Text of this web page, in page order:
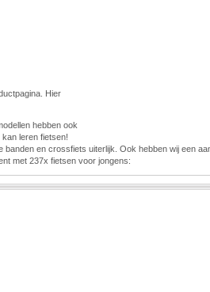
Hier
hebben ook
kan leren fietsen!
banden en crossfiets uiterlijk. Ook hebben wij een
met 237x fietsen voor jongens: